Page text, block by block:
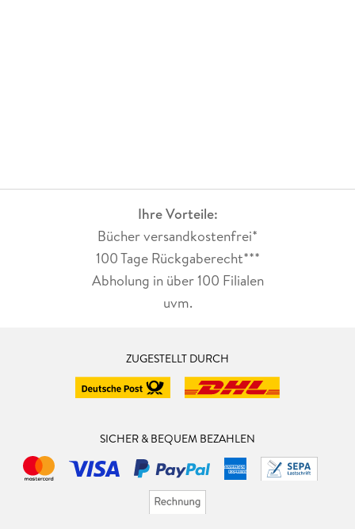
Ihre Vorteile:
Bücher versandkostenfrei*
100 Tage Rückgaberecht***
Abholung in über 100 Filialen
uvm.
ZUGESTELLT DURCH
SICHER & BEQUEM BEZAHLEN